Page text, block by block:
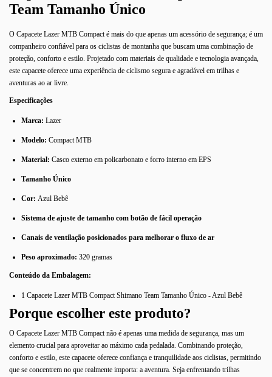
Team Tamanho Único
O Capacete Lazer MTB Compact é mais do que apenas um acessório de segurança; é um
companheiro confiável para os ciclistas de montanha que buscam uma combinação de
proteção, conforto e estilo. Projetado com materiais de qualidade e tecnologia avançada,
este capacete oferece uma experiência de ciclismo segura e agradável em trilhas e
aventuras ao ar livre.
Especificações
Marca: Lazer
Modelo: Compact MTB
Material: Casco externo em policarbonato e forro interno em EPS
Tamanho Único
Cor: Azul Bebê
Sistema de ajuste de tamanho com botão de fácil operação
Canais de ventilação posicionados para melhorar o fluxo de ar
Peso aproximado: 320 gramas
Conteúdo da Embalagem:
1 Capacete Lazer MTB Compact Shimano Team Tamanho Único - Azul Bebê
Porque escolher este produto?
O Capacete Lazer MTB Compact não é apenas uma medida de segurança, mas um
elemento crucial para aproveitar ao máximo cada pedalada. Combinando proteção,
conforto e estilo, este capacete oferece confiança e tranquilidade aos ciclistas, permitindo
que se concentrem no que realmente importa: a aventura. Seja enfrentando trilhas